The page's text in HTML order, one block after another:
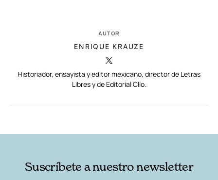
AUTOR
ENRIQUE KRAUZE
Historiador, ensayista y editor mexicano, director de Letras
Libres y de Editorial Clío.
Suscríbete a nuestro newsletter